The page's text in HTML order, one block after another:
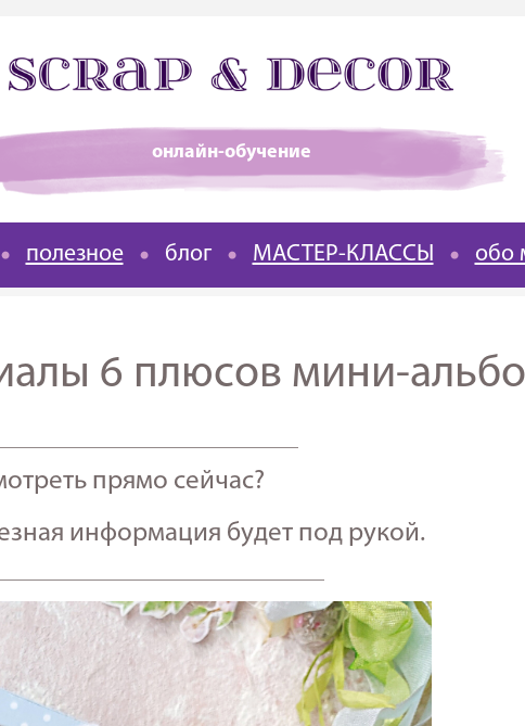
онлайн-обучение
полезное блог МАСТЕР-КЛАССЫ обо
6 плюсов мини-
прямо сейчас?
информация будет под рукой.